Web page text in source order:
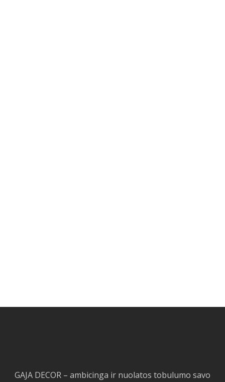
GAJA DECOR – ambicinga ir nuolatos tobulumo savo